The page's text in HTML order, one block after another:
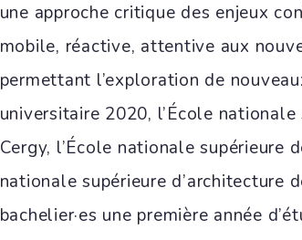
une approche critique des enjeux
mobile, réactive, attentive aux
permettant l’exploration de
universitaire 2020, l’École nationale
Cergy, l’École nationale supérieure
nationale supérieure d’architecture
bachelier·es une première année